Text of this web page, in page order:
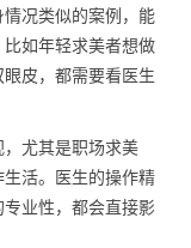
况类似的案例，能
如年轻求美者想做
眼皮，都需要看医生
尤其是职场求美
活。医生的操作精
业性，都会直接影